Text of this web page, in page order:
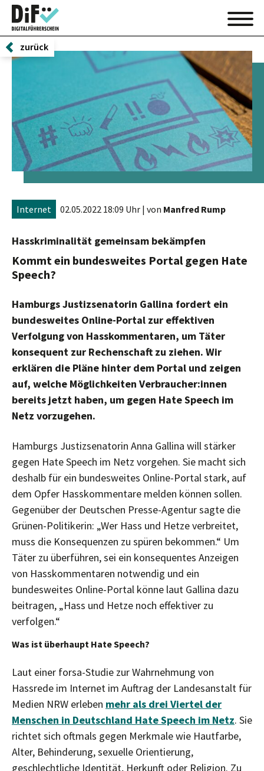
zurück
Internet 02.05.2022 18:09 Uhr | von Manfred Rump
Hasskriminalität gemeinsam bekämpfen
Kommt ein bundesweites Portal gegen Hate
Speech?
Hamburgs Justizsenatorin Gallina fordert ein
bundesweites Online-Portal zur effektiven
Verfolgung von Hasskommentaren, um Täter
konsequent zur Rechenschaft zu ziehen. Wir
erklären die Pläne hinter dem Portal und zeigen
auf, welche Möglichkeiten Verbraucher:innen
bereits jetzt haben, um gegen Hate Speech im
Netz vorzugehen.
Hamburgs Justizsenatorin Anna Gallina will stärker
gegen Hate Speech im Netz vorgehen. Sie macht sich
deshalb für ein bundesweites Online-Portal stark, auf
dem Opfer Hasskommentare melden können sollen.
Gegenüber der Deutschen Presse-Agentur sagte die
Grünen-Politikerin: „Wer Hass und Hetze verbreitet,
muss die Konsequenzen zu spüren bekommen.“ Um
Täter zu überführen, sei ein konsequentes Anzeigen
von Hasskommentaren notwendig und ein
bundesweites Online-Portal könne laut Gallina dazu
beitragen, „Hass und Hetze noch effektiver zu
verfolgen.“
Was ist überhaupt Hate Speech?
Laut einer forsa-Studie zur Wahrnehmung von
Hassrede im Internet im Auftrag der Landesanstalt für
Medien NRW erleben mehr als drei Viertel der
Menschen in Deutschland Hate Speech im Netz. Sie
richtet sich oftmals gegen Merkmale wie Hautfarbe,
Alter, Behinderung, sexuelle Orientierung,
geschlechtliche Identität, Herkunft oder Religion. Zu